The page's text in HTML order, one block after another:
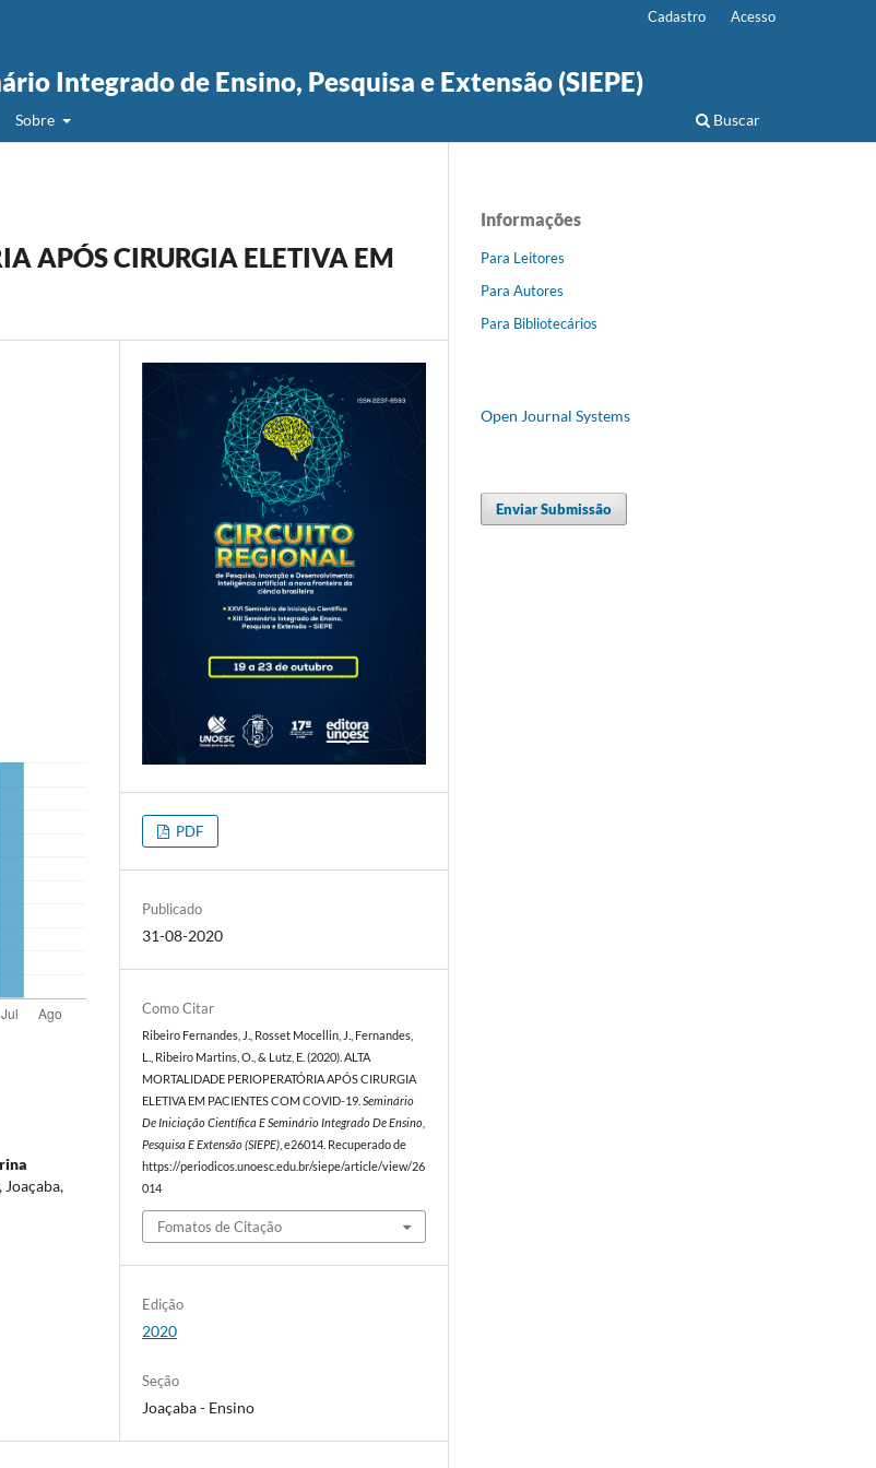
Integrado de Ensino, Pesquisa e Extensão (SIEPE)
Sobre Buscar
Cadastro Acesso
APÓS CIRURGIA ELETIVA EM
PDF
Publicado
31-08-2020
Como Citar
Ribeiro Fernandes, J., Rosset Mocellin, J., Fernandes,
L., Ribeiro Martins, O., & Lutz, E. (2020). ALTA
MORTALIDADE PERIOPERATÓRIA APÓS CIRURGIA
ELETIVA EM PACIENTES COM COVID-19.Seminário
De Iniciação Científica E Seminário Integrado De Ensino,
Pesquisa E Extensão (SIEPE) , e26014. Recuperado de
https://periodicos.unoesc.edu.br/siepe/article/view/26
014
Fomatos de Citação
Edição
2020
Seção
Joaçaba - Ensino
Informações
Para Leitores
Para Autores
Para Bibliotecários
Open Journal Systems
Enviar Submissão